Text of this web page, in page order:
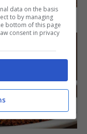
latte
data on the basis
to by managing
bottom of this page
consent in privacy